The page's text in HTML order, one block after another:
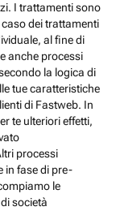
I trattamenti sono
dei trattamenti
al fine di
anche processi
la logica di
tue caratteristiche
di Fastweb. In
te ulteriori effetti,
processi
in fase di pre-
le
società